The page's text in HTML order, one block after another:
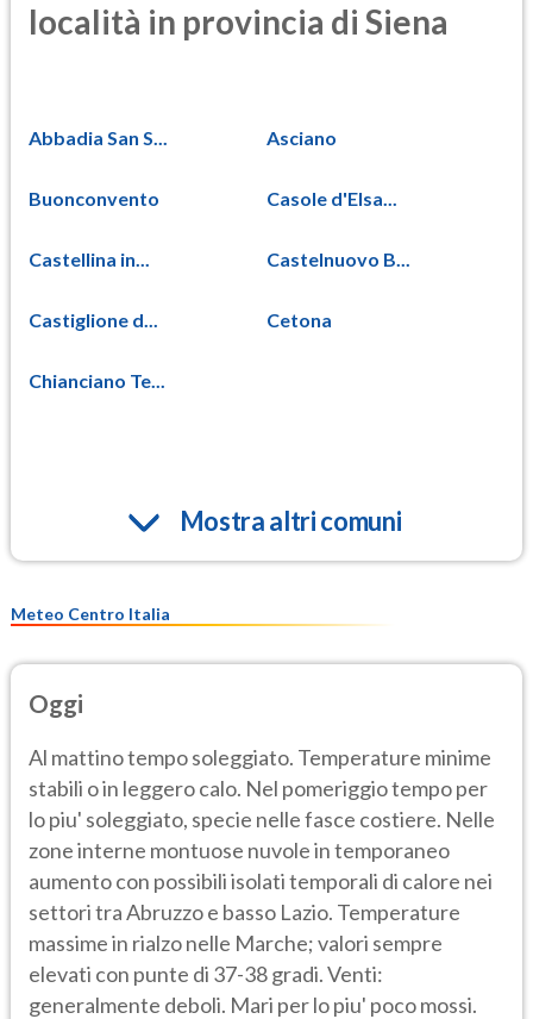
località in provincia di Siena
Abbadia San S... Asciano
Buonconvento Casole d'Elsa...
Castellina in... Castelnuovo B...
Castiglione d... Cetona
Chianciano Te...
Mostra altri comuni
Meteo Centro Italia
Oggi
Al mattino tempo soleggiato. Temperature minime
stabili o in leggero calo. Nel pomeriggio tempo per
lo piu' soleggiato, specie nelle fasce costiere. Nelle
zone interne montuose nuvole in temporaneo
aumento con possibili isolati temporali di calore nei
settori tra Abruzzo e basso Lazio. Temperature
massime in rialzo nelle Marche; valori sempre
elevati con punte di 37-38 gradi. Venti:
generalmente deboli. Mari per lo piu' poco mossi.